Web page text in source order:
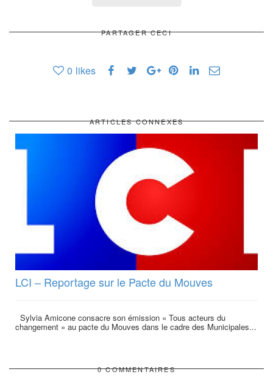
PARTAGER CECI
0 likes
ARTICLES CONNEXES
LCI – Reportage sur le Pacte du Mouves
Sylvia Amicone consacre son émission « Tous acteurs du
changement » au pacte du Mouves dans le cadre des Municipales...
0 COMMENTAIRES